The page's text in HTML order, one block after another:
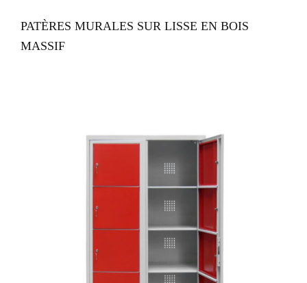
PATÈRES MURALES SUR LISSE EN BOIS
MASSIF